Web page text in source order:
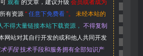
有资源 “ 任意下免费看 ”。
未经本站的
不得大量链接本站下载资源， 不得复制
网站对其自行开发的或和他人共同开发
手段技术手段和服务拥有全部知识产